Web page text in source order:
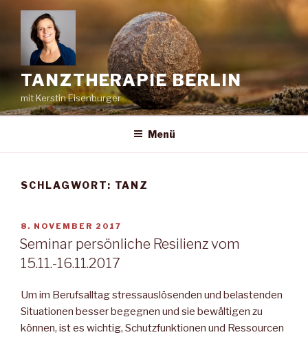
springen
TANZTHERAPIE BERLIN
mit Kerstin Eisenburger
Menü
SCHLAGWORT: TANZ
VERÖFFENTLICHT
AM
8. NOVEMBER 2017
Seminar persönliche Resilienz vom
15.11.-16.11.2017
Um im Berufsalltag stressauslösenden und belastenden
Situationen besser begegnen und sie bewältigen zu
können, ist es wichtig, Schutzfunktionen und Ressourcen